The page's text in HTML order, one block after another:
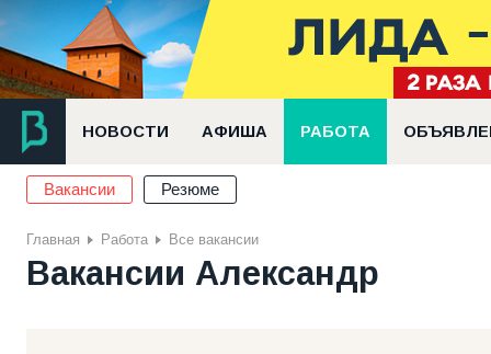
НОВОСТИ АФИША РАБОТА
Вакансии Резюме
Главная Работа Все вакансии
Вакансии Александр